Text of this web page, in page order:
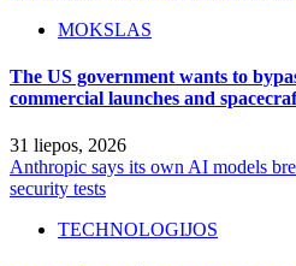
MOKSLAS
The US government wants to
commercial launches and
31 liepos, 2026
Anthropic says its own AI models
security tests
TECHNOLOGIJOS